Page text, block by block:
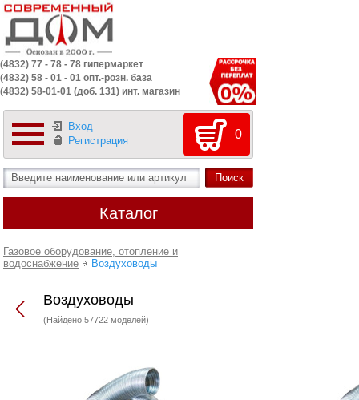
(4832) 77 - 78 - 78 гипермаркет
(4832) 58 - 01 - 01 опт.-розн. база
(4832) 58-01-01 (доб. 131) инт. магазин
Вход
Регистрация
0
Каталог
Газовое оборудование, отопление и
водоснабжение
Воздуховоды
Воздуховоды
(Найдено 57722 моделей)